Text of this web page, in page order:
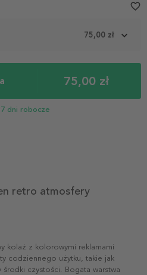
75,00 zł
75,00 zł
dni robocze
favorite_border
retro atmosfery
kolaż z kolorowymi reklamami
codziennego użytku, takie jak
czystości. Bogata warstwa